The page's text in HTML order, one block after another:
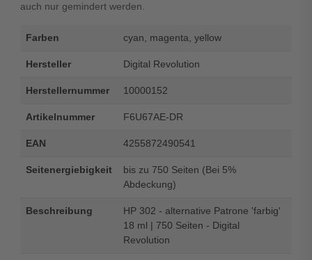
auch nur gemindert werden.
Farben cyan, magenta, yellow
Hersteller Digital Revolution
Herstellernummer 10000152
Artikelnummer F6U67AE-DR
EAN 4255872490541
Seitenergiebigkeit
bis zu 750 Seiten (Bei 5%
Abdeckung)
Beschreibung
HP 302 - alternative Patrone 'farbig'
18 ml | 750 Seiten - Digital
Revolution